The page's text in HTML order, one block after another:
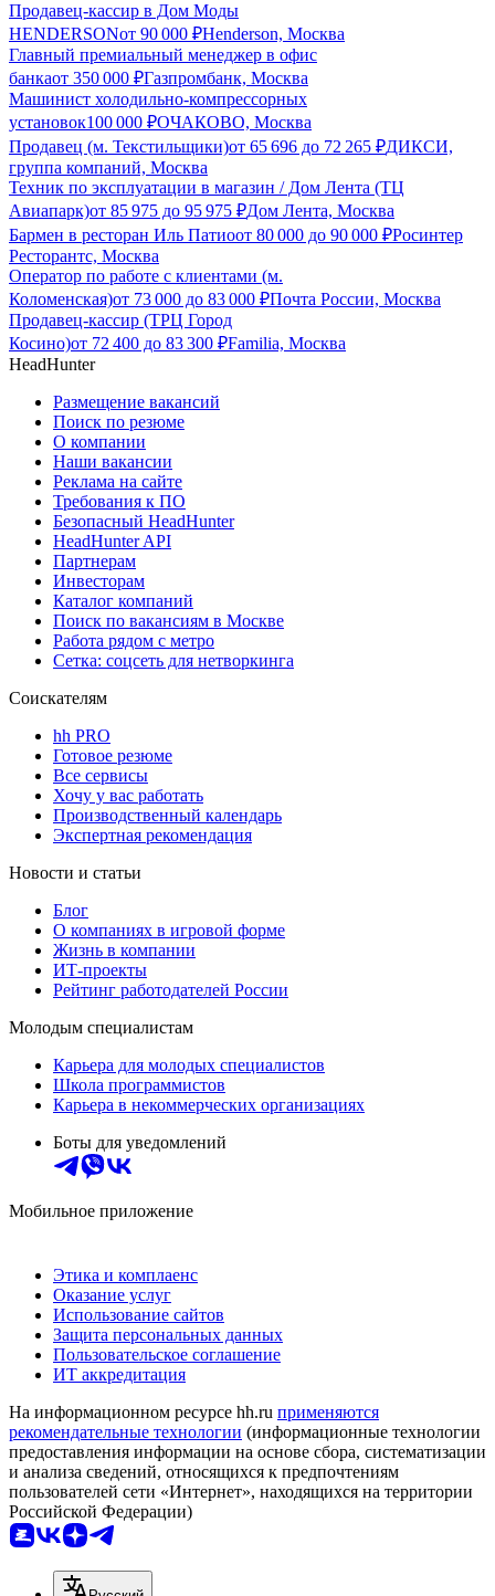
Продавец-кассир в Дом Моды
HENDERSONот 90 000 ₽Henderson, Москва
Главный премиальный менеджер в офис
банкаот 350 000 ₽Газпромбанк, Москва
Машинист холодильно-компрессорных
установок100 000 ₽ОЧАКОВО, Москва
Продавец (м. Текстильщики)от 65 696 до 72 265 ₽ДИКСИ,
группа компаний, Москва
Техник по эксплуатации в магазин / Дом Лента (ТЦ
Авиапарк)от 85 975 до 95 975 ₽Дом Лента, Москва
Бармен в ресторан Иль Патиоот 80 000 до 90 000 ₽Росинтер
Ресторантс, Москва
Оператор по работе с клиентами (м.
Коломенская)от 73 000 до 83 000 ₽Почта России, Москва
Продавец-кассир (ТРЦ Город
Косино)от 72 400 до 83 300 ₽Familia, Москва
HeadHunter
Размещение вакансий
Поиск по резюме
О компании
Наши вакансии
Реклама на сайте
Требования к ПО
Безопасный HeadHunter
HeadHunter API
Партнерам
Инвесторам
Каталог компаний
Поиск по вакансиям в Москве
Работа рядом с метро
Сетка: соцсеть для нетворкинга
Соискателям
hh PRO
Готовое резюме
Все сервисы
Хочу у вас работать
Производственный календарь
Экспертная рекомендация
Новости и статьи
Блог
О компаниях в игровой форме
Жизнь в компании
ИТ-проекты
Рейтинг работодателей России
Молодым специалистам
Карьера для молодых специалистов
Школа программистов
Карьера в некоммерческих организациях
Боты для уведомлений
Мобильное приложение
Этика и комплаенс
Оказание услуг
Использование сайтов
Защита персональных данных
Пользовательское соглашение
ИТ аккредитация
На информационном ресурсе hh.ru применяются
рекомендательные технологии (информационные технологии
предоставления информации на основе сбора, систематизации
и анализа сведений, относящихся к предпочтениям
пользователей сети «Интернет», находящихся на территории
Российской Федерации)